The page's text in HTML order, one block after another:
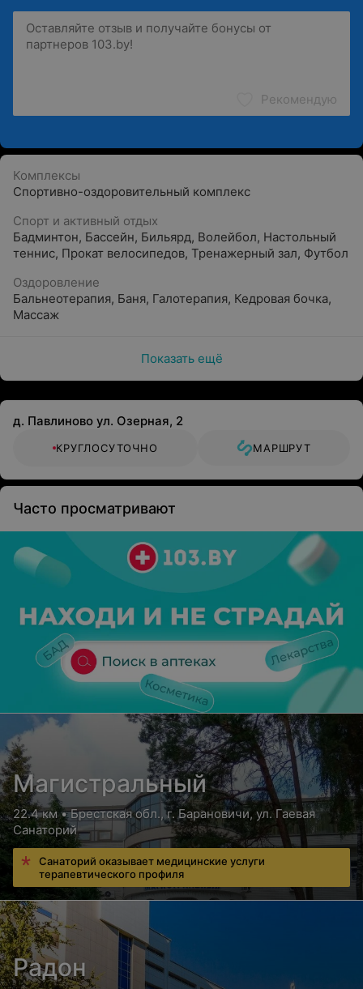
Рекомендую
Комплексы
Спортивно-оздоровительный комплекс
Спорт и активный отдых
Бадминтон, Бассейн, Бильярд, Волейбол, Настольный
теннис, Прокат велосипедов, Тренажерный зал, Футбол
Оздоровление
Бальнеотерапия, Баня, Галотерапия, Кедровая бочка,
Массаж
Показать ещё
д. Павлиново ул. Озерная, 2
КРУГЛОСУТОЧНО МАРШРУТ
Часто просматривают
Магистральный
22.4 км • Брестская обл., г. Барановичи, ул. Гаевая
Санаторий
Санаторий оказывает медицинские услуги
терапевтического профиля
Радон